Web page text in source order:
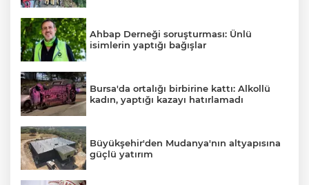
Ahbap Derneği soruşturması: Ünlü
isimlerin yaptığı bağışlar
Bursa'da ortalığı birbirine kattı: Alkollü
kadın, yaptığı kazayı hatırlamadı
Büyükşehir'den Mudanya'nın altyapısına
güçlü yatırım